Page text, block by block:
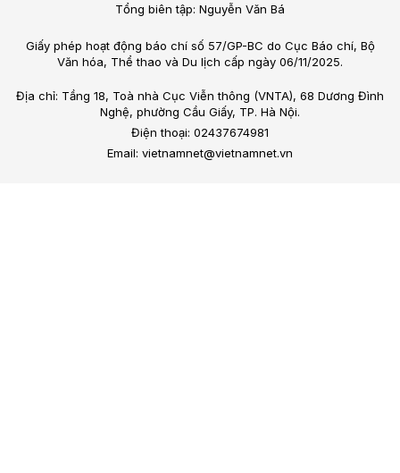
Tổng biên tập: Nguyễn Văn Bá
Giấy phép hoạt động báo chí số 57/GP-BC do Cục Báo chí, Bộ
Văn hóa, Thể thao và Du lịch cấp ngày 06/11/2025.
Địa chỉ: Tầng 18, Toà nhà Cục Viễn thông (VNTA), 68 Dương Đình
Nghệ, phường Cầu Giấy, TP. Hà Nội.
Điện thoại: 02437674981
Email: vietnamnet@vietnamnet.vn